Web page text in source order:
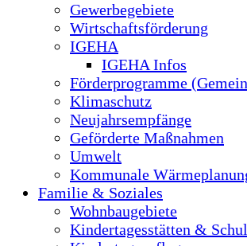
Gewerbegebiete
Wirtschaftsförderung
IGEHA
IGEHA Infos
Förderprogramme
Klimaschutz
Neujahrsempfänge
Geförderte Maßnahmen
Umwelt
Kommunale
Familie & Soziales
Wohnbaugebiete
Kindertagesstätten &